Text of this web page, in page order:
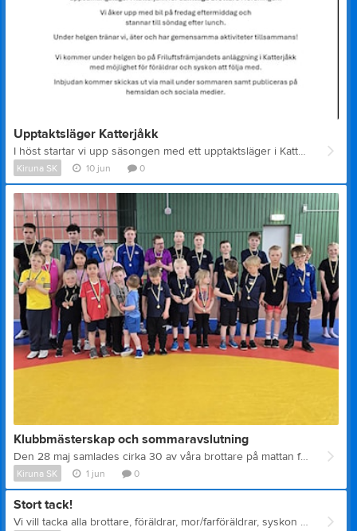
Upptaktsläger Katterjåkk
I höst startar vi upp säsongen med ett upptaktsläger i Katterjåkk. Inbjudan skickas ut under sommaren.
Kiruna SK 10 jun 0
Klubbmästerskap och sommaravslutning
Den 28 maj samlades cirka 30 av våra brottare på mattan för årets klubbmästerskap. För många var det allra första gången de fick gå en riktig brottningsmatch, medan andra bjöd på fina uppvisningsmatcher. Stort tack till brottare, ledare, funktionärer och familjer som bidrog till en fantastisk avslutning på säsongen. Nu önskar vi alla en riktigt härlig sommar!
Kiruna SK 1 jun 0
Stort tack!
Vi vill tacka alla brottare, föräldrar, mor/farföräldrar, syskon och ledare som ställde upp och hjälpte till med skräpplockningen idag. Bra jobbat!